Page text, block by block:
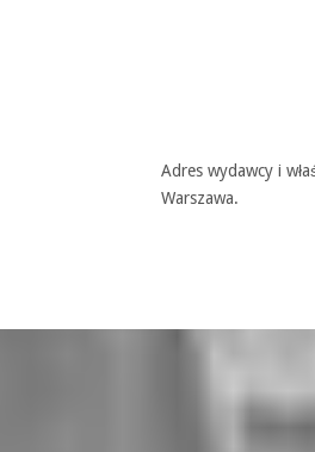
Adres wydawcy i
Warszawa.